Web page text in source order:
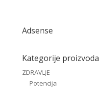
Adsense
Kategorije proizvoda
ZDRAVLJE
Potencija